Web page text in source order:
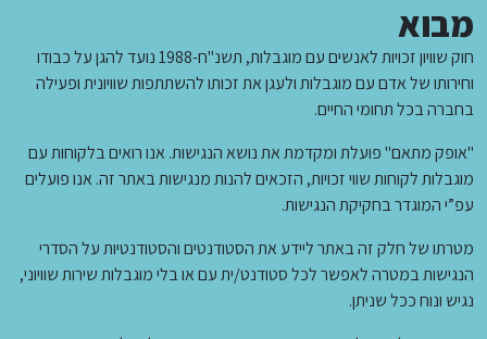
מבוא
חוק שוויון זכויות לאנשים עם מוגבלות, תשנ"ח-1988 נועד להגן על כבודו
וחירותו של אדם עם מוגבלות ולעגן את זכותו להשתתפות שוויונית ופעילה
בחברה בכל תחומי החיים.
"אופק מתאם" פועלת ומקדמת את נושא הנגישות. אנו רואים בלקוחות עם
מוגבלות לקוחות שווי זכויות, הזכאים להנות מנגישות באתר זה. אנו פועלים
עפ”י המוגדר בחקיקת הנגישות.
מטרתו של חלק זה באתר ליידע את הסטודנטים והסטודנטיות על הסדרי
הנגישות במטרה לאפשר לכל סטודנט/ית עם או בלי מוגבלות שירות שוויוני,
נגיש ונוח ככל שניתן.